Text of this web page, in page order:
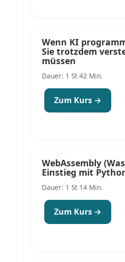
Wenn KI
Sie trotzdem
müssen
Dauer: 1 St 42 Min.
Zum Kurs →
WebAssembly
Einstieg mit
Dauer: 1 St 14 Min.
Zum Kurs →